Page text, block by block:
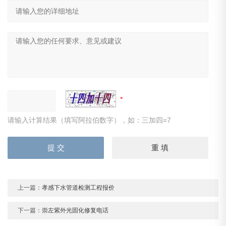
请输入计算结果（填写阿拉伯数字），如：三加四=7
上一篇：孝感下水管道检测工程报价
下一篇：崇左紫外光固化修复电话